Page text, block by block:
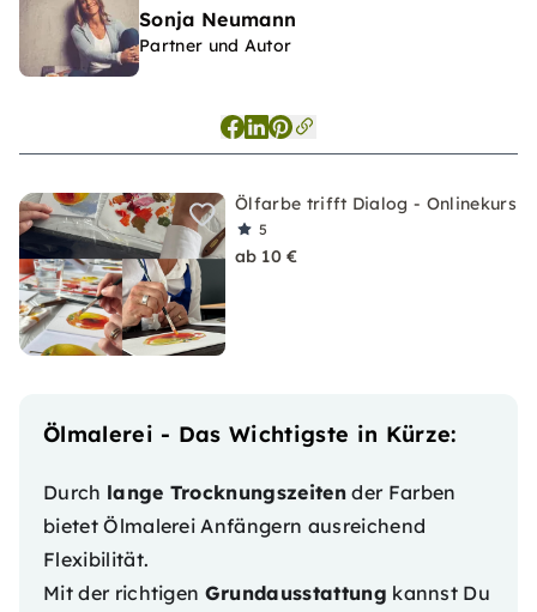
Sonja Neumann
Partner und Autor
Ölfarbe trifft Dialog - Onlinekurs
5
ab 10 €
Ölmalerei - Das Wichtigste in Kürze:
Durch lange Trocknungszeitender Farben
bietet Ölmalerei Anfängern ausreichend
Flexibilität.
Mit der richtigen Grundausstattung kannst Du